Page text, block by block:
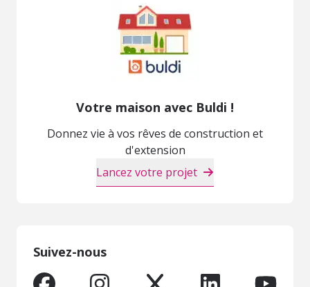
Votre maison avec Buldi !
Donnez vie à vos rêves de construction et
d'extension
Lancez votre projet
Suivez-nous